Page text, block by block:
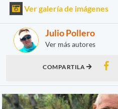
Ver galería de imágenes
Julio Pollero
Ver más autores
COMPARTILA